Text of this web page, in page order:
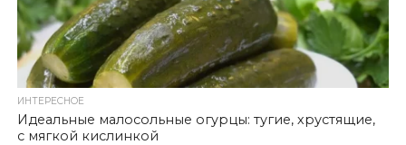
ИНТЕРЕСНОЕ
Идеальные малосольные огурцы: тугие, хрустящие,
с мягкой кислинкой